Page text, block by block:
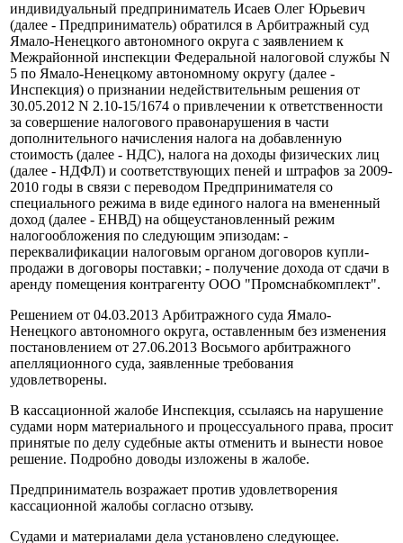
индивидуальный предприниматель Исаев Олег Юрьевич
(далее - Предприниматель) обратился в Арбитражный суд
Ямало-Ненецкого автономного округа с заявлением к
Межрайонной инспекции Федеральной налоговой службы N
5 по Ямало-Ненецкому автономному округу (далее -
Инспекция) о признании недействительным решения от
30.05.2012 N 2.10-15/1674 о привлечении к ответственности
за совершение налогового правонарушения в части
дополнительного начисления налога на добавленную
стоимость (далее - НДС), налога на доходы физических лиц
(далее - НДФЛ) и соответствующих пеней и штрафов за 2009-
2010 годы в связи с переводом Предпринимателя со
специального режима в виде единого налога на вмененный
доход (далее - ЕНВД) на общеустановленный режим
налогообложения по следующим эпизодам: -
переквалификации налоговым органом договоров купли-
продажи в договоры поставки; - получение дохода от сдачи в
аренду помещения контрагенту ООО "Промснабкомплект".
Решением от 04.03.2013 Арбитражного суда Ямало-
Ненецкого автономного округа, оставленным без изменения
постановлением от 27.06.2013 Восьмого арбитражного
апелляционного суда, заявленные требования
удовлетворены.
В кассационной жалобе Инспекция, ссылаясь на нарушение
судами норм материального и процессуального права, просит
принятые по делу судебные акты отменить и вынести новое
решение. Подробно доводы изложены в жалобе.
Предприниматель возражает против удовлетворения
кассационной жалобы согласно отзыву.
Судами и материалами дела установлено следующее.